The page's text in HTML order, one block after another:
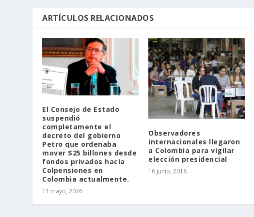
ARTÍCULOS RELACIONADOS
El Consejo de Estado
suspendió
completamente el
decreto del gobierno
Petro que ordenaba
mover $25 billones desde
fondos privados hacia
Colpensiones en
Colombia actualmente.
11 mayo, 2026
Observadores
internacionales llegaron
a Colombia para vigilar
elección presidencial
16 junio, 2018